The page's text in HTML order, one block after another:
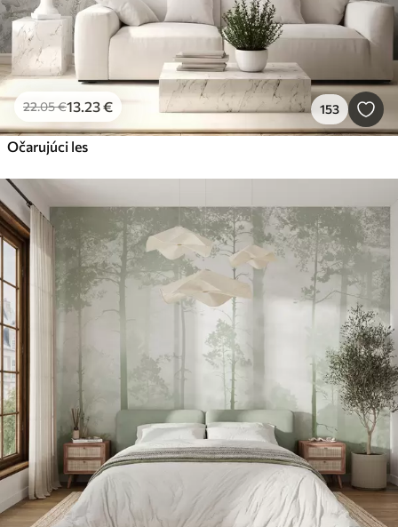
22.05€13.23€ 153
Očarujúci les